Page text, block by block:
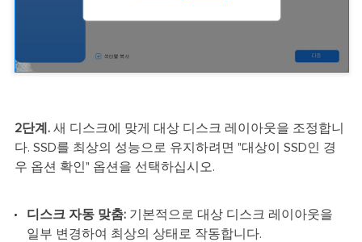
2단계.새 디스크에 맞게 대상 디스크 레이아웃을 조정합니
다. SSD를 최상의 성능으로 유지하려면 "대상이 SSD인 경
우 옵션 확인" 옵션을 선택하십시오.
디스크 자동 맞춤:기본적으로 대상 디스크 레이아웃을
일부 변경하여 최상의 상태로 작동합니다.